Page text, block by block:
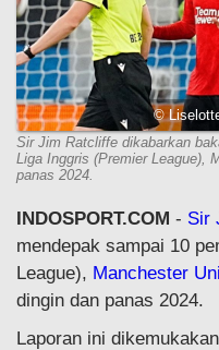
©
Sir Jim Ratcliffe dikabarkan
Liga Inggris (Premier League),
panas 2024.
INDOSPORT.COM - Sir
mendepak sampai 10
League), Manchester
dingin dan panas 2024.
Laporan ini